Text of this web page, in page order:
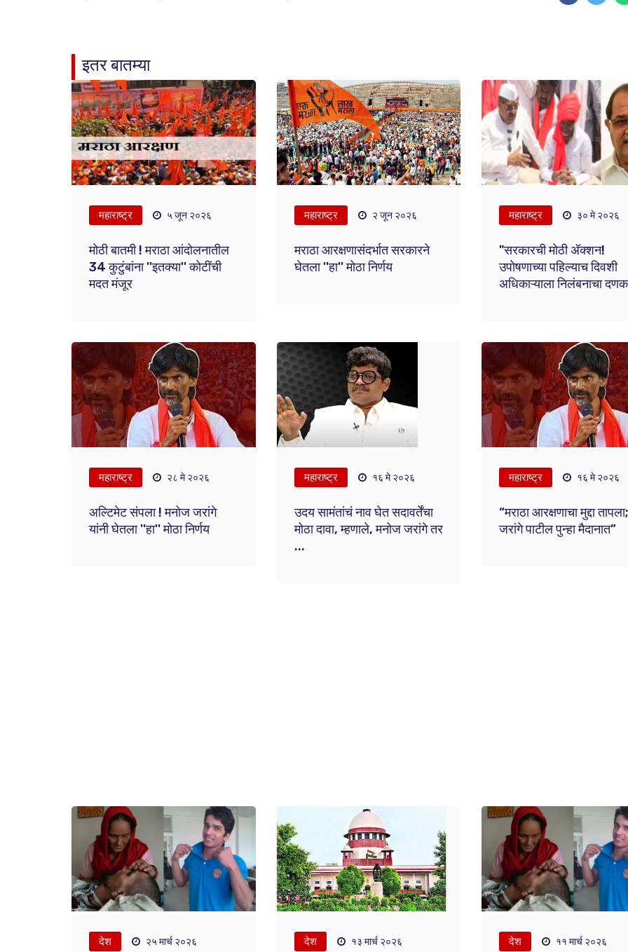
इतर बातम्या
महाराष्ट्र ५ जून २०२६
मोठी बातमी ! मराठा आंदोलनातील
34 कुटुंबांना ''इतक्या'' कोटींची
मदत मंजूर
महाराष्ट्र २ जून २०२६
मराठा आरक्षणासंदर्भात सरकारने
घेतला ''हा'' मोठा निर्णय
महाराष्ट्र ३० मे २०२६
"सरकारची मोठी अ‍ॅक्शन!
उपोषणाच्या पहिल्याच दिवशी
अधिकाऱ्याला निलंबनाचा
महाराष्ट्र २८ मे २०२६
अल्टिमेट संपला ! मनोज जरांगे
यांनी घेतला ''हा'' मोठा निर्णय
महाराष्ट्र १६ मे २०२६
उदय सामंतांचं नाव घेत सदावर्तेंचा
मोठा दावा, म्हणाले, मनोज जरांगे तर
...
महाराष्ट्र १६ मे २०२६
“मराठा आरक्षणाचा मुद्दा तापला;
जरांगे पाटील पुन्हा मैदानात”
देश २५ मार्च २०२६ देश १३ मार्च २०२६ देश ११ मार्च २०२६